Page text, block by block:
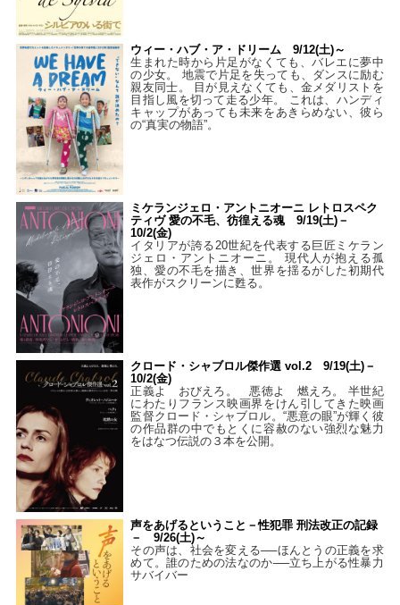
ウィー・ハブ・ア・ドリーム 9/12(土)～
生まれた時から片足がなくても、バレエに夢中
の少女。 地震で片足を失っても、ダンスに励む
親友同士。 目が見えなくても、金メダリストを
目指し風を切って走る少年。 これは、ハンディ
キャップがあっても未来をあきらめない、彼ら
の“真実の物語”。
ミケランジェロ・アントニオーニ レトロスペク
ティヴ 愛の不毛、彷徨える魂 9/19(土)－
10/2(金)
イタリアが誇る20世紀を代表する巨匠ミケラン
ジェロ・アントニオーニ。 現代人が抱える孤
独、愛の不毛を描き、世界を揺るがした初期代
表作がスクリーンに甦る。
クロード・シャブロル傑作選 vol.2 9/19(土)－
10/2(金)
正義よ おびえろ。 悪徳よ 燃えろ。 半世紀
にわたりフランス映画界をけん引してきた映画
監督クロード・シャブロル。“悪意の眼”が輝く彼
の作品群の中でもとくに容赦のない強烈な魅力
をはなつ伝説の３本を公開。
声をあげるということ－性犯罪 刑法改正の記録
－ 9/26(土)～
その声は、社会を変える──ほんとうの正義を求
めて。誰のための法なのか──立ち上がる性暴力
サバイバー